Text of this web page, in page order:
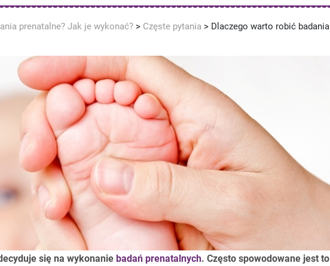
prenatalne? Jak je wykonać? > Częste pytania > Dlaczego warto robić badania
się na wykonanie badań prenatalnych. Często spowodowane jest to